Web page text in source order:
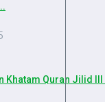
Khatam Quran Jilid